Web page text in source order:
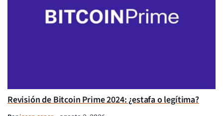
Revisión de Bitcoin Prime 2024: ¿estafa o legítima?